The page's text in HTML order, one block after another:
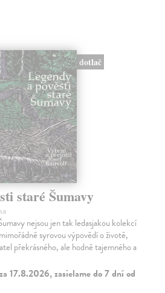
dotlač
staré Šumavy
nejsou jen tak ledasjakou kolekcí
syrovou výpovědí o životě,
překrásného, ale hodně tajemného a
17.8.2026, zasielame do 7 dní od